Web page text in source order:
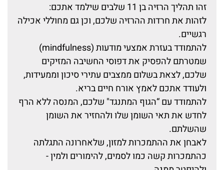
זהו תהליך הרזיה בן 11 שלבים שילמד אתכם:
לזהות את חרדות ההרזיה שלכם, וכן גם מחוללי אכילה
רגשיים.
להתמודד בעזרת אמצעי מודעות (mindfulness)
שמטרתם להפסיק את דפוסי החשיבה המזיקים
שלכם, לצאת בשלום ממצבים עתירי סיכון וממעידות,
ולעודד אתכם לאמץ אורח חיים בריא.
להתמודד עם “הגוף המתנגד" שלכם, המנסה ללא הרף
לחדש את תאי השומן שלו ולהחזיר את השומן
שהשלתם.
לאבחן את ההתמכרות למזון, שלאחרונה התגלתה
כהתמכרות קשה כמו לסמים, להימורים ולמין -